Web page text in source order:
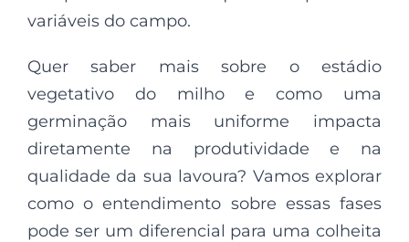
variáveis do campo.
Quer saber mais sobre o estádio
vegetativo do milho e como uma
germinação mais uniforme impacta
diretamente na produtividade e na
qualidade da sua lavoura? Vamos explorar
como o entendimento sobre essas fases
pode ser um diferencial para uma colheita